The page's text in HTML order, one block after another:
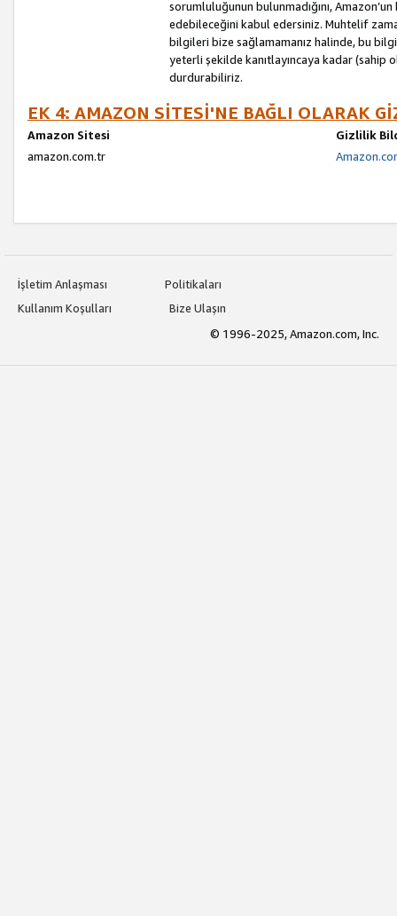
sorumluluğunun bulunmadığını,
edebileceğini kabul edersiniz. Muhtelif
bilgileri bize sağlamamanız halinde, bu
yeterli şekilde kanıtlayıncaya kadar
durdurabiliriz.
EK 4: AMAZON SİTESİ'NE BAĞLI OLARAK
Amazon Sitesi
Gizlilik
amazon.com.tr
İşletim Anlaşması
Politikaları
Kullanım Koşulları
Bize Ulaşın
© 1996-2025, Amazon.com, Inc.